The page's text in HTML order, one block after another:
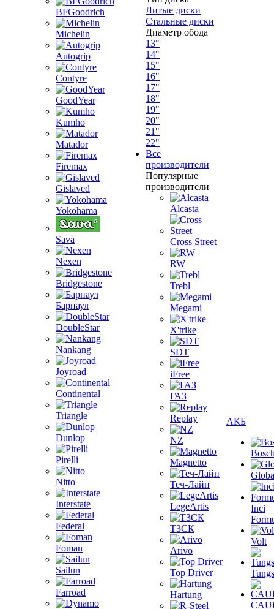
BFGoodrich
Michelin
Autogrip
Contyre
GoodYear
Kumho
Matador
Firemax
Gislaved
Yokohama
Sava
Nexen
Bridgestone
Барнаул
DoubleStar
Nankang
Joyroad
Continental
Triangle
Dunlop
Pirelli
Nitto
Interstate
Federal
Foman
Sailun
Farroad
Литые диски
Стальные диски
Диаметр обода
13"
14"
15"
16"
17"
18"
19"
20"
21"
22"
Все
производители
Популярные
производители
Alcasta
Cross Street
RW
Trebl
Megami
X'trike
SDT
iFree
ГАЗ
Replay
NZ
Magnetto
Теч-Лайн
LegeArtis
ТЗСК
Arivo
Top Driver
Hartung
АКБ
Inci
Volt